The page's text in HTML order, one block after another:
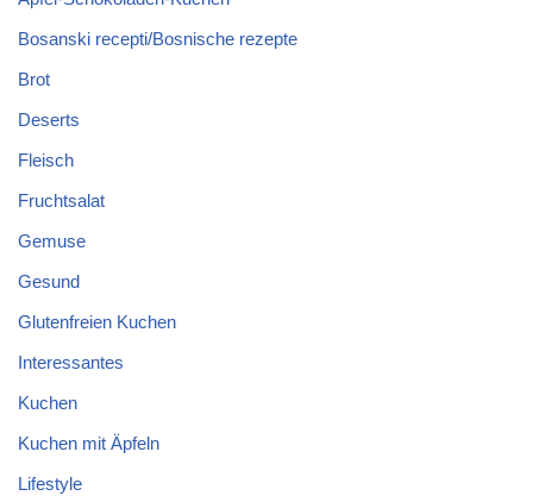
Bosanski recepti/Bosnische rezepte
Brot
Deserts
Fleisch
Fruchtsalat
Gemuse
Gesund
Glutenfreien Kuchen
Interessantes
Kuchen
Kuchen mit Äpfeln
Lifestyle